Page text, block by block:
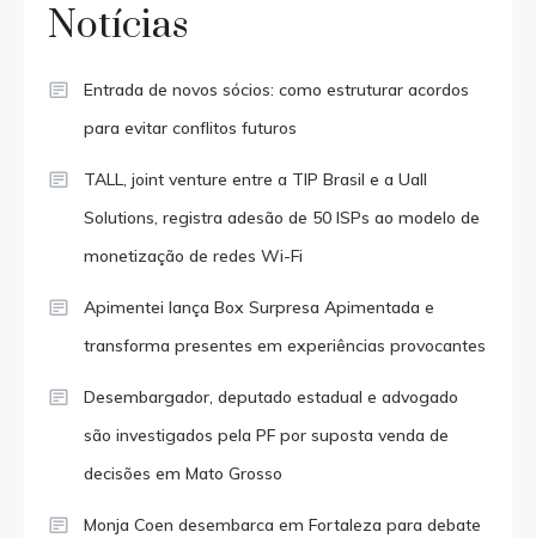
Notícias
Entrada de novos sócios: como estruturar acordos
para evitar conflitos futuros
TALL, joint venture entre a TIP Brasil e a Uall
Solutions, registra adesão de 50 ISPs ao modelo de
monetização de redes Wi-Fi
Apimentei lança Box Surpresa Apimentada e
transforma presentes em experiências provocantes
Desembargador, deputado estadual e advogado
são investigados pela PF por suposta venda de
decisões em Mato Grosso
Monja Coen desembarca em Fortaleza para debate